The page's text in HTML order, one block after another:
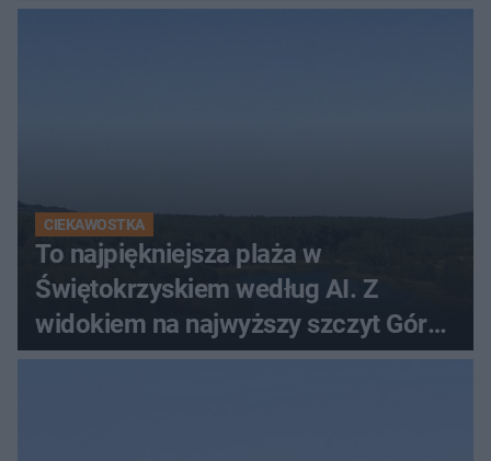
CIEKAWOSTKA
To najpiękniejsza plaża w
Świętokrzyskiem według AI. Z
widokiem na najwyższy szczyt Gór
Świętokrzyskich